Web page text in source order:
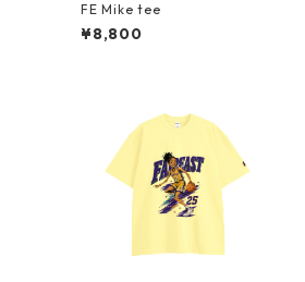
FE Mike tee
¥8,800